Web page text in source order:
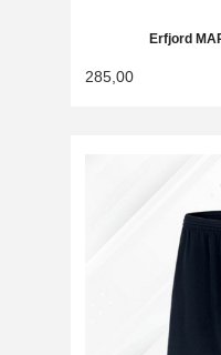
Erfjord
285,00